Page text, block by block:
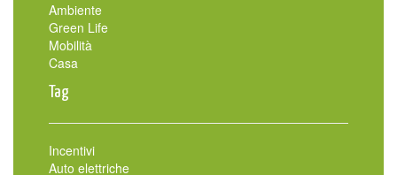
Ambiente
Green Life
Mobilità
Casa
Tag
Incentivi
Auto elettriche